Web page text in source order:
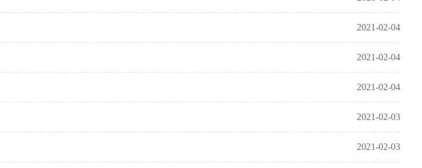
2021-02-04
2021-02-04
2021-02-04
2021-02-03
2021-02-03